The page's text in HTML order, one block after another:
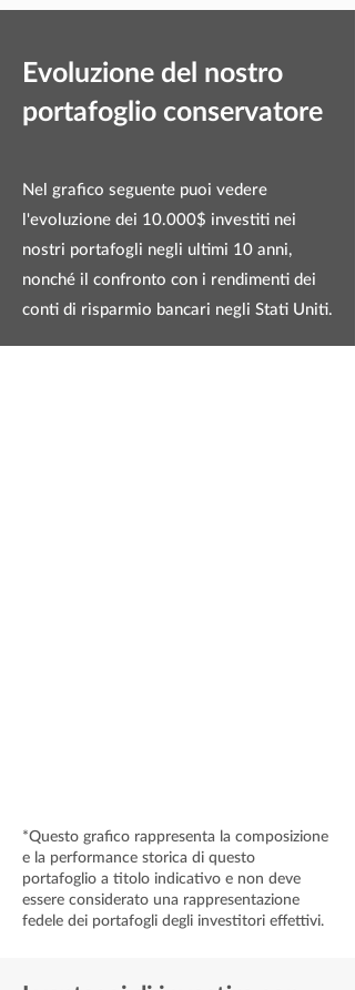
Evoluzione del nostro
portafoglio conservatore
Nel grafico seguente puoi vedere
l'evoluzione dei 10.000$ investiti nei
nostri portafogli negli ultimi 10 anni,
nonché il confronto con i rendimenti dei
conti di risparmio bancari negli Stati Uniti.
*Questo grafico rappresenta la composizione
e la performance storica di questo
portafoglio a titolo indicativo e non deve
essere considerato una rappresentazione
fedele dei portafogli degli investitori effettivi.